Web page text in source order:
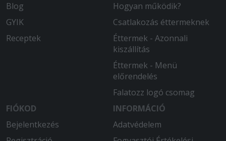
Blog
GYIK
Receptek
Hogyan működik?
Csatlakozás éttermeknek
Éttermek - Azonnali
kiszállítás
Éttermek - Menü
előrendelés
Falatozz logó csomag
FIÓKOD
Bejelentkezés
INFORMÁCIÓ
Adatvédelem